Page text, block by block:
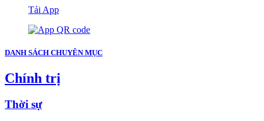
Tải App
DANH SÁCH CHUYÊN MỤC
Chính trị
Thời sự